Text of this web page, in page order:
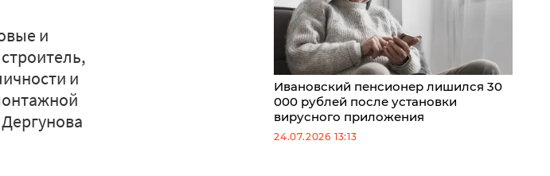
и
и
Ивановский пенсионер лишился 30
000 рублей после установки
вирусного приложения
24.07.2026 13:13